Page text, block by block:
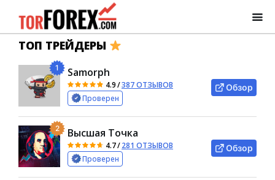
ТОП ТРЕЙДЕРЫ
1 Samorph
4.9/387 ОТЗЫВОВ
Проверен
Обзор
2 Высшая Точка
4.7/281 ОТЗЫВОВ
Проверен
Обзор